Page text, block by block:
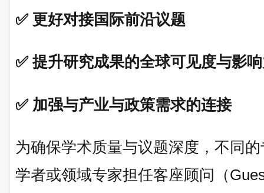
✅ 更好对接国际前沿议题
✅ 提升研究成果的全球可见度与影
✅ 加强与产业与政策需求的连接
为确保学术质量与议题深度，不同
学者或领域专家担任客座顾问（